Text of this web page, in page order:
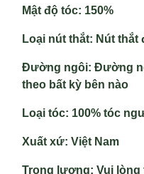
Mật độ tóc: 150%
Loại nút thắt: Nút thắt
Đường ngôi: Đường
theo bất kỳ bên nào
Loại tóc: 100% tóc
Xuất xứ: Việt Nam
Trọng lượng: Vui